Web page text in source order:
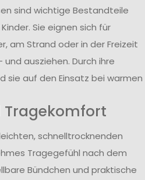
sind wichtige Bestandteile
Sie eignen sich für
am Strand oder in der Freizeit
ausziehen. Durch ihre
sie auf den Einsatz bei warmen
schnelltrocknenden
Tragegefühl nach dem
Bündchen und praktische